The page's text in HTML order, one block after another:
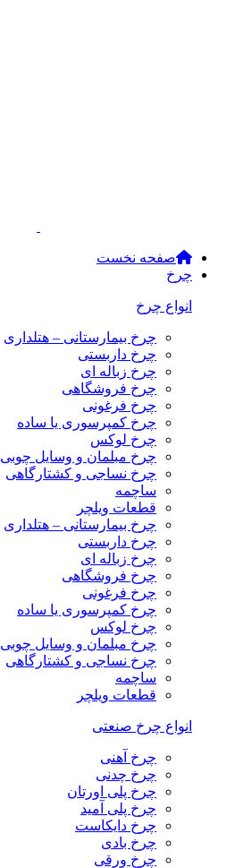
صفحه نخست
چرخ
انواع چرخ
چرخ بیمارستانی – هتلداری
چرخ داربستی
چرخ زباله ای
چرخ فروشگاهی
چرخ فرغونی
چرخ کمپرسوری یا ساده
چرخ لوکس
چرخ مبلمان و وسایل چوبی
چرخ نساجی و کشتارگاهی
ساچمه
قطعات ویلچر
چرخ بیمارستانی – هتلداری
چرخ داربستی
چرخ زباله ای
چرخ فروشگاهی
چرخ فرغونی
چرخ کمپرسوری یا ساده
چرخ لوکس
چرخ مبلمان و وسایل چوبی
چرخ نساجی و کشتارگاهی
ساچمه
قطعات ویلچر
انواع چرخ صنعتی
چرخ آهنی
چرخ چدنی
چرخ پلی اورتان
چرخ پلی آمید
چرخ دایکاست
چرخ بادی
چرخ ورقی